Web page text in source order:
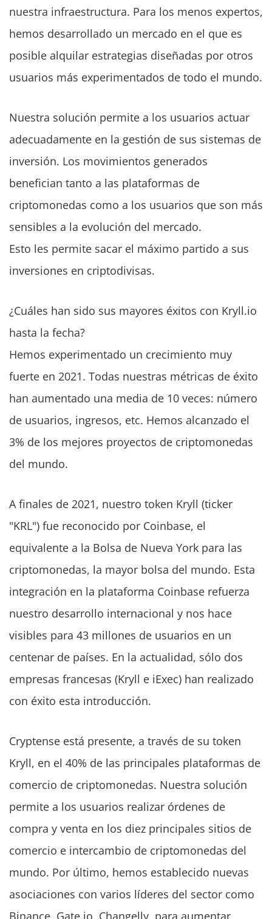
nuestra infraestructura. Para los menos expertos,
hemos desarrollado un mercado en el que es
posible alquilar estrategias diseñadas por otros
usuarios más experimentados de todo el mundo.
Nuestra solución permite a los usuarios actuar
adecuadamente en la gestión de sus sistemas de
inversión. Los movimientos generados
benefician tanto a las plataformas de
criptomonedas como a los usuarios que son más
sensibles a la evolución del mercado.
Esto les permite sacar el máximo partido a sus
inversiones en criptodivisas.
¿Cuáles han sido sus mayores éxitos con Kryll.io
hasta la fecha?
Hemos experimentado un crecimiento muy
fuerte en 2021. Todas nuestras métricas de éxito
han aumentado una media de 10 veces: número
de usuarios, ingresos, etc. Hemos alcanzado el
3% de los mejores proyectos de criptomonedas
del mundo.
A finales de 2021, nuestro token Kryll (ticker
"KRL") fue reconocido por Coinbase, el
equivalente a la Bolsa de Nueva York para las
criptomonedas, la mayor bolsa del mundo. Esta
integración en la plataforma Coinbase refuerza
nuestro desarrollo internacional y nos hace
visibles para 43 millones de usuarios en un
centenar de países. En la actualidad, sólo dos
empresas francesas (Kryll e iExec) han realizado
con éxito esta introducción.
Cryptense está presente, a través de su token
Kryll, en el 40% de las principales plataformas de
comercio de criptomonedas. Nuestra solución
permite a los usuarios realizar órdenes de
compra y venta en los diez principales sitios de
comercio e intercambio de criptomonedas del
mundo. Por último, hemos establecido nuevas
asociaciones con varios líderes del sector como
Binance, Gate.io, Changelly, para aumentar